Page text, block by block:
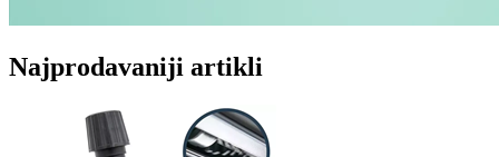
Najprodavaniji artikli